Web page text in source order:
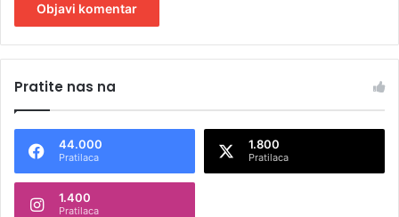
t
n
Pratite nas na
44.000
Pratilaca
1.800
Pratilaca
1.400
Pratilaca